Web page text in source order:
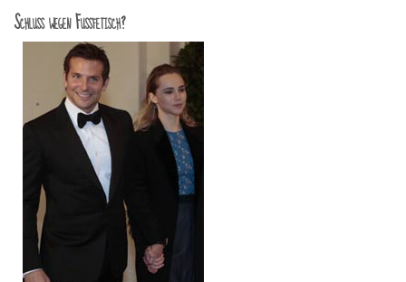
Schluss wegen Fußfetisch?